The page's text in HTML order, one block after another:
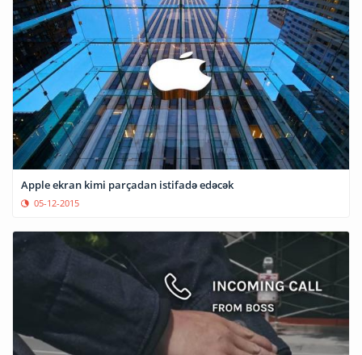
Apple ekran kimi parçadan istifadə edəcək
05-12-2015